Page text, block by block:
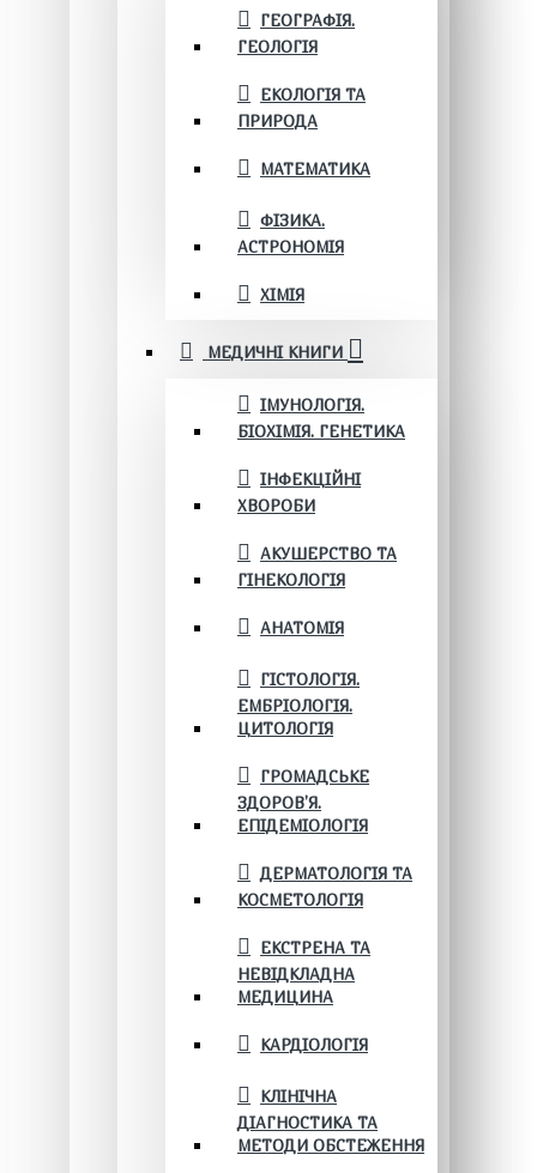
ГЕОГРАФІЯ.
ГЕОЛОГІЯ
ЕКОЛОГІЯ ТА
ПРИРОДА
МАТЕМАТИКА
ФІЗИКА.
АСТРОНОМІЯ
ХІМІЯ
МЕДИЧНІ КНИГИ
ІМУНОЛОГІЯ.
БІОХІМІЯ. ГЕНЕТИКА
ІНФЕКЦІЙНІ
ХВОРОБИ
АКУШЕРСТВО ТА
ГІНЕКОЛОГІЯ
АНАТОМІЯ
ГІСТОЛОГІЯ.
ЕМБРІОЛОГІЯ.
ЦИТОЛОГІЯ
ГРОМАДСЬКЕ
ЗДОРОВ’Я.
ЕПІДЕМІОЛОГІЯ
ДЕРМАТОЛОГІЯ ТА
КОСМЕТОЛОГІЯ
ЕКСТРЕНА ТА
НЕВІДКЛАДНА
МЕДИЦИНА
КАРДІОЛОГІЯ
КЛІНІЧНА
ДІАГНОСТИКА ТА
МЕТОДИ ОБСТЕЖЕННЯ